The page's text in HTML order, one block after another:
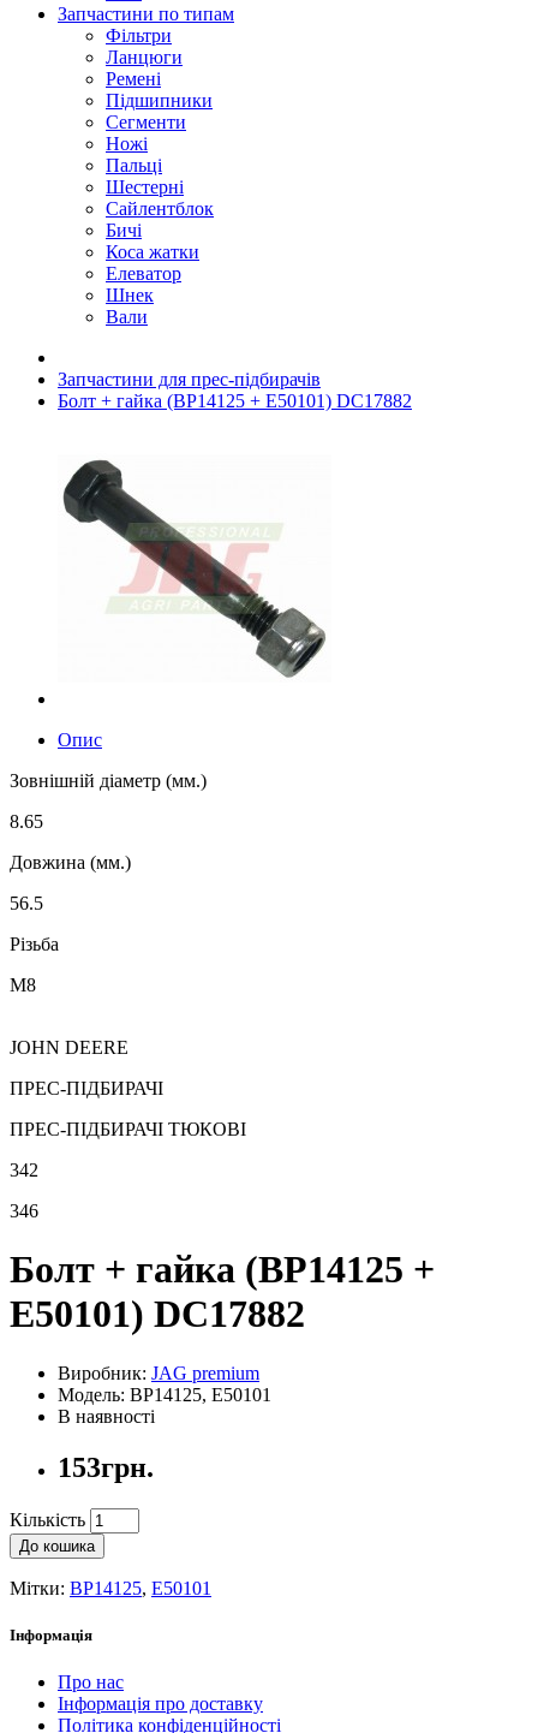
Запчастини по типам
Фільтри
Ланцюги
Ремені
Підшипники
Сегменти
Ножі
Пальці
Шестерні
Сайлентблок
Бичі
Коса жатки
Елеватор
Шнек
Вали
Запчастини для прес-підбирачів
Болт + гайка (BP14125 + E50101) DC17882
Опис
Зовнішній діаметр (мм.)
8.65
Довжина (мм.)
56.5
Різьба
M8
JOHN DEERE
ПРЕС-ПІДБИРАЧІ
ПРЕС-ПІДБИРАЧІ ТЮКОВІ
342
346
Болт + гайка (BP14125 +
E50101) DC17882
Виробник: JAG premium
Модель: BP14125, E50101
В наявності
153грн.
Кількість
До кошика
Мітки: BP14125, E50101
Інформація
Про нас
Інформація про доставку
Політика конфіденційності